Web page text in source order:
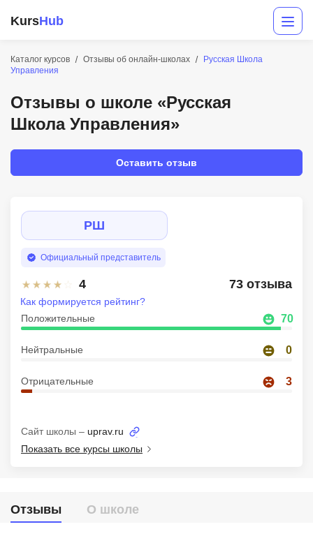
KursHub
Каталог курсов Отзывы об онлайн-школах
Русская Школа
Управления
Отзывы о школе «Русская
Школа Управления»
Оставить отзыв
РШ
Официальный представитель
4 73 отзыва
Положительные 70
Нейтральные 0
Отрицательные 3
Как формируется рейтинг?
Сайт школы – uprav.ru
Показать все курсы школы
Отзывы О школе
Маркетинг
Менеджмент
Иностранные языки
Soft Skills
ДПО
Акции и промокоды